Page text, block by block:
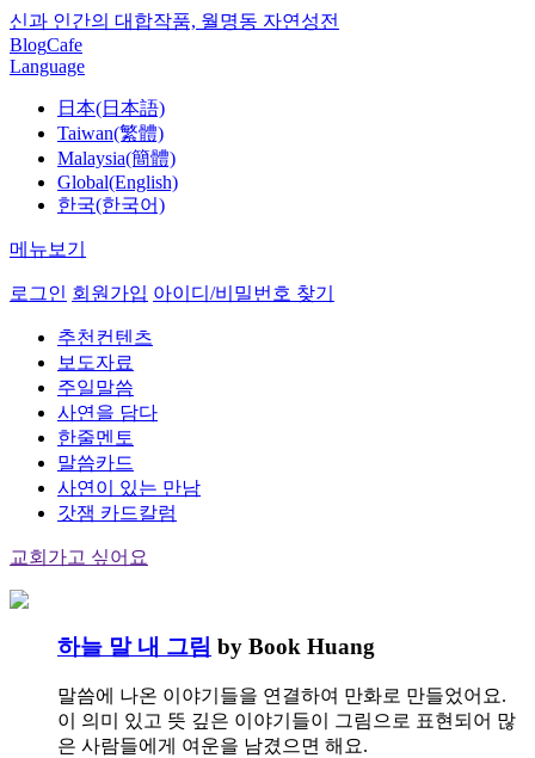
신과 인간의 대합작품, 월명동 자연성전
BlogCafe
Language
日本(日本語)
Taiwan(繁體)
Malaysia(簡體)
Global(English)
한국(한국어)
메뉴보기
로그인 회원가입 아이디/비밀번호 찾기
추천컨텐츠
보도자료
주일말씀
사연을 담다
한줄멘토
말씀카드
사연이 있는 만남
갓잼 카드칼럼
교회가고 싶어요
하늘 말 내 그림 by Book Huang
말씀에 나온 이야기들을 연결하여 만화로 만들었어요.
이 의미 있고 뜻 깊은 이야기들이 그림으로 표현되어 많
은 사람들에게 여운을 남겼으면 해요.